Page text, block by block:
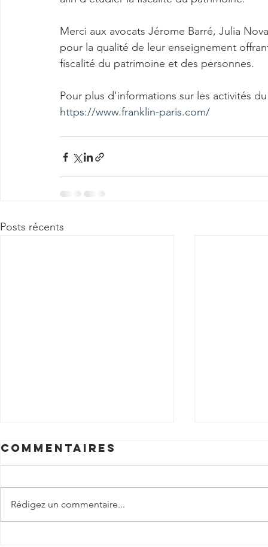
Merci aux avocats Jérome Barré, Julia
pour la qualité de leur enseignement
fiscalité du patrimoine et des personnes.
Pour plus d'informations sur les activités
https://www.franklin-paris.com/
Posts récents
Commentaires
Rédigez un commentaire...